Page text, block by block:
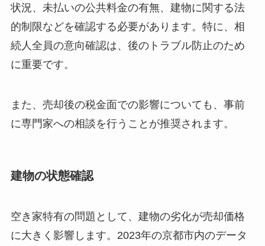
状況、未払いの公共料金の有無、建物に関する法
的制限などを確認する必要があります。特に、相
続人全員の意向確認は、後のトラブル防止のため
に重要です。
また、売却後の税金面での影響についても、事前
に専門家への相談を行うことが推奨されます。
建物の状態確認
空き家特有の問題として、建物の劣化が売却価格
に大きく影響します。2023年の京都市内のデータ